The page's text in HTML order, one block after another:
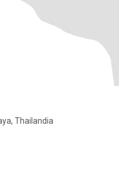
Thailandia